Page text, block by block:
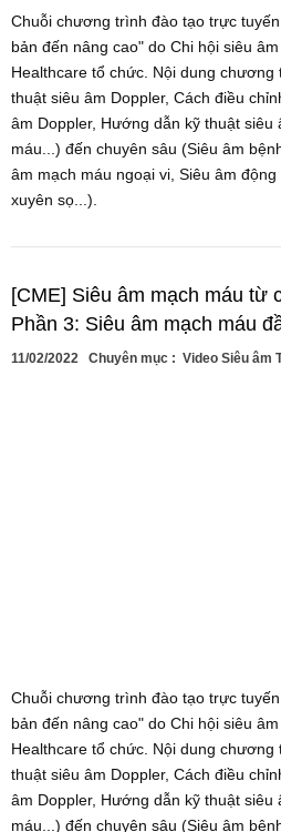
Chuỗi chương trình đào tạo trực
bản đến nâng cao" do Chi hội siêu
Healthcare tổ chức. Nội dung
thuật siêu âm Doppler, Cách điều
âm Doppler, Hướng dẫn kỹ thuật siêu
máu...) đến chuyên sâu (Siêu âm
âm mạch máu ngoại vi, Siêu âm
xuyên sọ...).
[CME] Siêu âm mạch máu từ
Phần 3: Siêu âm mạch máu
11/02/2022 Chuyên mục : Video Siêu âm
Chuỗi chương trình đào tạo trực
bản đến nâng cao" do Chi hội siêu
Healthcare tổ chức. Nội dung
thuật siêu âm Doppler, Cách điều
âm Doppler, Hướng dẫn kỹ thuật siêu
máu...) đến chuyên sâu (Siêu âm